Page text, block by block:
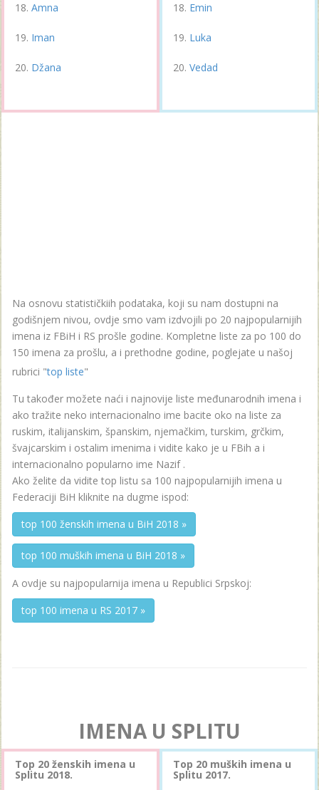
Amna
Iman
Džana
Emin
Luka
Vedad
Na osnovu statističkiih podataka, koji su nam dostupni na
godišnjem nivou, ovdje smo vam izdvojili po 20 najpopularnijih
imena iz FBiH i RS prošle godine. Kompletne liste za po 100 do
150 imena za prošlu, a i prethodne godine, poglejate u našoj
rubrici "top liste"
Tu također možete naći i najnovije liste međunarodnih imena i
ako tražite neko internacionalno ime bacite oko na liste za
ruskim, italijanskim, španskim, njemačkim, turskim, grčkim,
švajcarskim i ostalim imenima i vidite kako je u FBih a i
internacionalno popularno ime Nazif .
Ako želite da vidite top listu sa 100 najpopularnijih imena u
Federaciji BiH kliknite na dugme ispod:
top 100 ženskih imena u BiH 2018 »
top 100 muških imena u BiH 2018 »
A ovdje su najpopularnija imena u Republici Srpskoj:
top 100 imena u RS 2017 »
IMENA U SPLITU
Top 20 ženskih imena u
Splitu 2018.
Top 20 muških imena u
Splitu 2017.